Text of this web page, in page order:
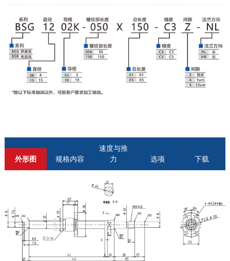
外形图 规格内容
速度与推
力
选项 下载